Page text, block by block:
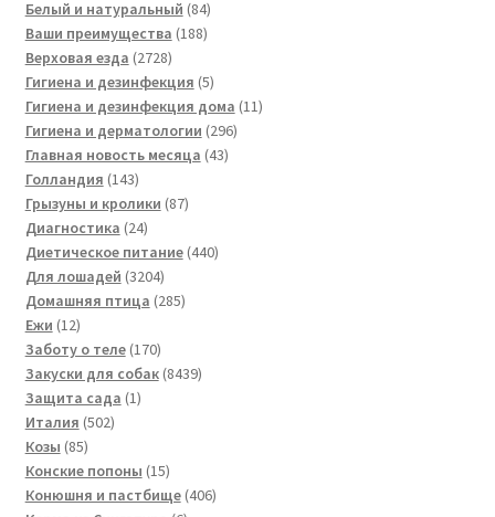
товаров
Белый и натуральный 8484
товара
Ваши преимущества 188188
Верховая езда 27282728
товаров
Гигиена и дезинфекция 55
товаров
Гигиена и дезинфекция дома 1111
Гигиена и дерматологии 296296
Главная новость месяца 4343
Голландия 143143
товара
Грызуны и кролики 8787
Диагностика 2424
товара
Диетическое питание 440440
Для лошадей 32043204
товара
Домашняя птица 285285
Ежи 1212
товаров
Заботу о теле 170170
товаров
Закуски для собак 84398439
Защита сада 11
Италия 502502
Козы 8585
товаров
Конские попоны 1515
товаров
Конюшня и пастбище 406406